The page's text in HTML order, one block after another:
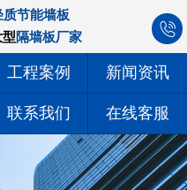
质节能墙板
隔墙板厂家
工程案例 新闻资讯
联系我们 在线客服